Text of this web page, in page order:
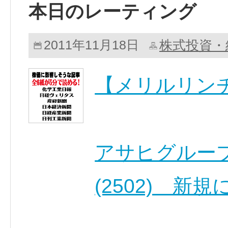
本日のレーティング
2011年11月18日 株式投資
【メリルリン
アサヒグルー
(2502) 新規